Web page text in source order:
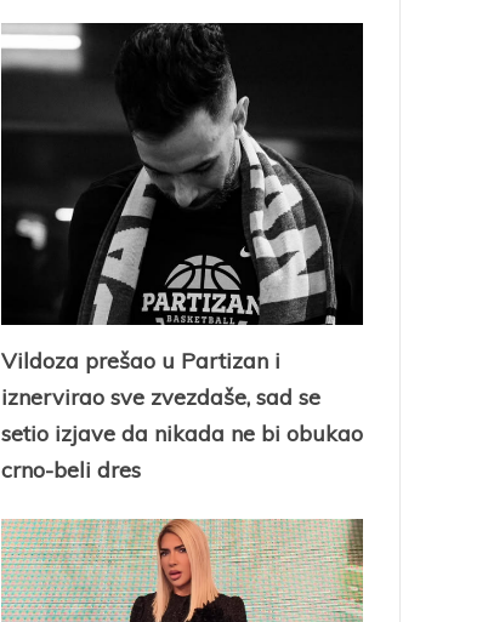
Vildoza prešao u Partizan i
iznervirao sve zvezdaše, sad se
setio izjave da nikada ne bi obukao
crno-beli dres